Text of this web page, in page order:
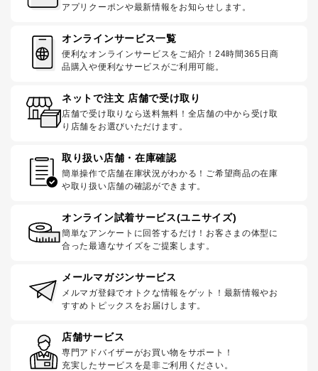
アプリクーポンや最新情報をお知らせします。
オンラインサービス一覧
便利なオンラインサービスをご紹介！24時間365日商
品購入や便利なサービスがご利用可能。
ネットで注文 店舗で受け取り
店舗で受け取りなら送料無料！全店舗の中から受け取
り店舗をお選びいただけます。
取り扱い店舗・在庫確認
簡単操作で店舗在庫状況がわかる！ご希望商品の在庫
や取り扱い店舗の確認ができます。
オンライン試着サービス(ユニサイズ)
簡単なアンケートに回答するだけ！お客さまの体型に
合った最適なサイズをご提案します。
メールマガジンサービス
メルマガ登録でオトクな情報をゲット！最新情報やお
すすめトピックスをお届けします。
店舗サービス
専門アドバイザーがお買い物をサポート！
充実したサービスを是非ご利用ください。